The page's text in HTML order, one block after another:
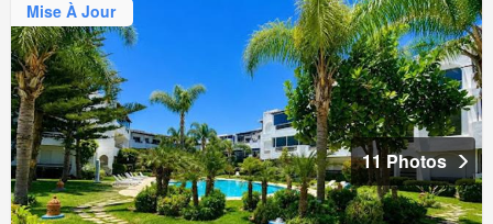
Mise À Jour
11 Photos